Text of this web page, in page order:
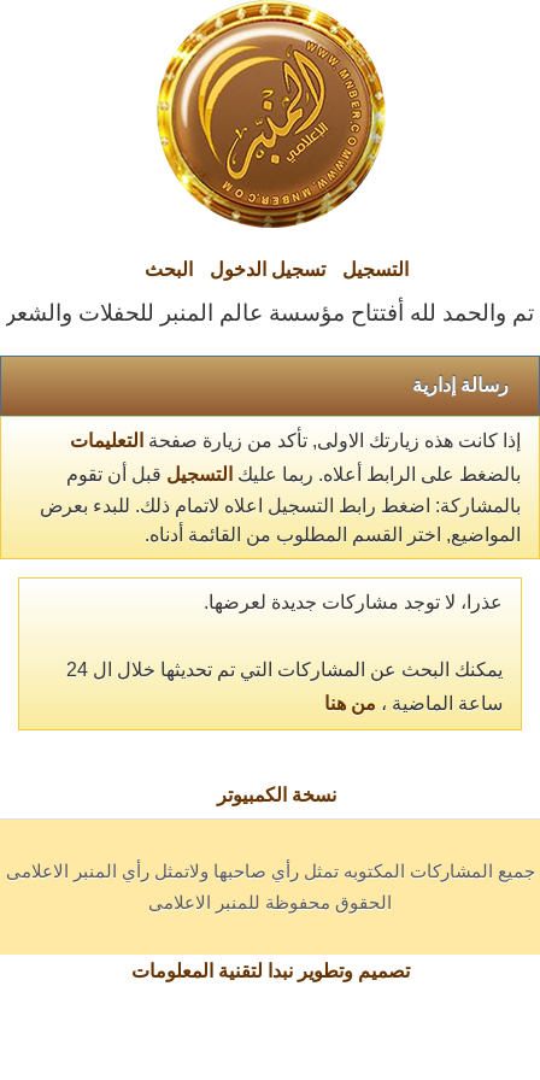
التسجيل تسجيل الدخول البحث
تم والحمد لله أفتتاح مؤسسة عالم المنبر للحفلات
رسالة إدارية
إذا كانت هذه زيارتك الاولى, تأكد من زيارة صفحة التعليمات
بالضغط على الرابط أعلاه. ربما عليك التسجيل قبل أن تقوم
بالمشاركة: اضغط رابط التسجيل اعلاه لاتمام ذلك. للبدء بعرض
المواضيع, اختر القسم المطلوب من القائمة أدناه.
عذرا، لا توجد مشاركات جديدة لعرضها.
يمكنك البحث عن المشاركات التي تم تحديثها خلال ال 24
ساعة الماضية ، من هنا
نسخة الكمبيوتر
جميع المشاركات المكتوبه تمثل رأي صاحبها ولاتمثل رأي المنبر الاعلامى
الحقوق محفوظة للمنبر الاعلامى
تصميم وتطوير نبدا لتقنية المعلومات